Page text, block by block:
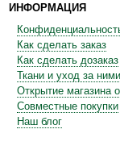
ИНФОРМАЦИЯ
Как сделать заказ
Как сделать дозаказ
Ткани и уход за ними
Открытие магазина
Совместные покупки
Наш блог